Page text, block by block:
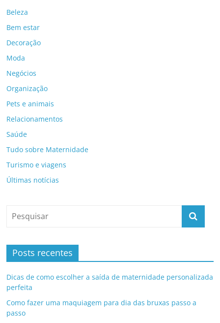
Beleza
Bem estar
Decoração
Moda
Negócios
Organização
Pets e animais
Relacionamentos
Saúde
Tudo sobre Maternidade
Turismo e viagens
Últimas notícias
Posts recentes
Dicas de como escolher a saída de maternidade personalizada
perfeita
Como fazer uma maquiagem para dia das bruxas passo a
passo